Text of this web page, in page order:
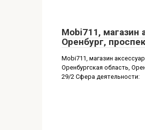
Mobi711, магазин
Оренбург,
Mobi711, магазин
Оренбургская область,
29/2 Сфера деятельности: